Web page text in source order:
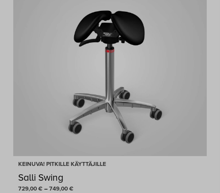
KEINUVA! PITKILLE KÄYTTÄJILLE
Salli Swing
729,00 € – 749,00 €Hintaluokka: